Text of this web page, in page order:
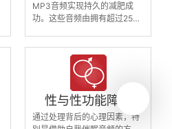
MP3音频实现持久的减肥成
功。这些音频由拥有超过25年
思维，帮助你改变*惯、调整
生活方式以及减轻和控制体
重。与传统的减肥方法相比，
我们的音频不仅帮助个体做出
必要的深刻改变，还支持长期
的成功成果。
性与性功能障碍
通过处理背后的心理因素，特